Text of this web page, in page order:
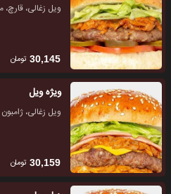
ویل زغالی،
30,145 تومان
ویژه ویل
ویل زغالی،
30,159 تومان